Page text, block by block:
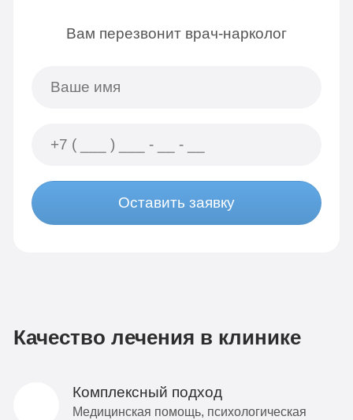
Вам перезвонит врач-нарколог
Оставить заявку
Качество лечения в клинике
Комплексный подход
Медицинская помощь, психологическая